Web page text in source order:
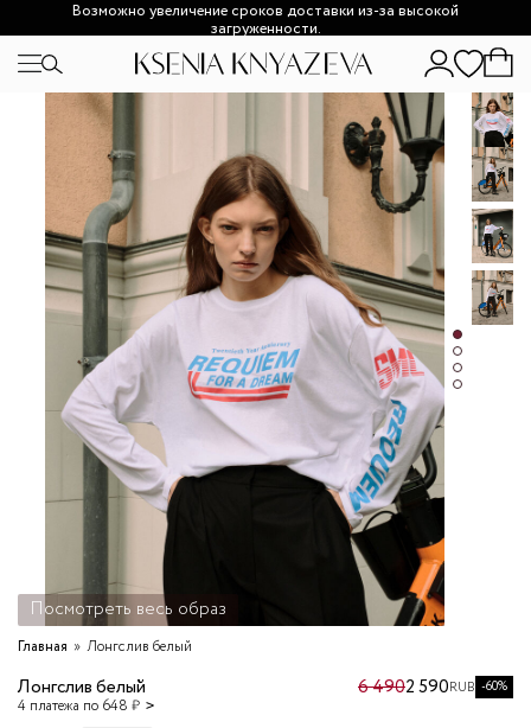
Возможно увеличение сроков доставки из-за высокой
загруженности.
Посмотреть весь образ
Главная Лонгслив белый
Лонгслив белый
4 платежа по 648 ₽
6 4902 590RUB -60%